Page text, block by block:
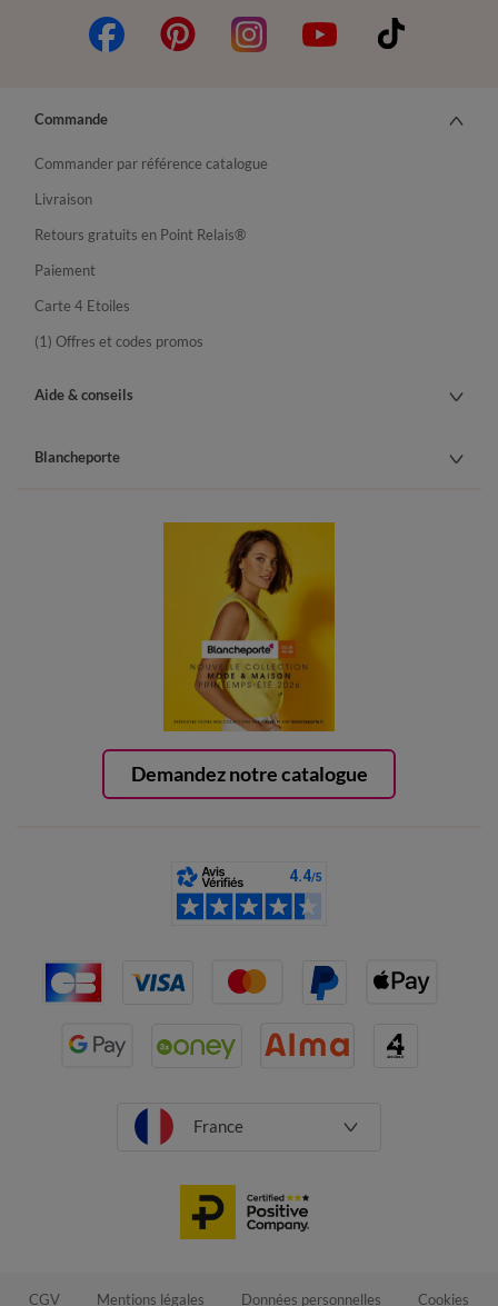
Demandez notre catalogue
Commande
Commander par référence catalogue
Livraison
Retours gratuits en Point Relais®
Paiement
Carte 4 Etoiles
(1) Offres et codes promos
Aide & conseils
Blancheporte
France
CGV Mentions légales Données personnelles Cookies